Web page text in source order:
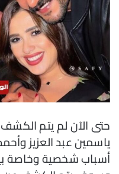
حتى الآن لم يتم
ياسمين عبد العزيز
أسباب شخصية وخاصة